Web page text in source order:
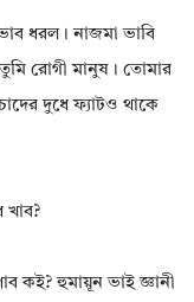
ধরল। নাজমা ভাবি
রোগী মানুষ। তোমার
দুধে ফ্যাটও থাকে
খাব?
কই? হুমায়ূন ভাই জ্ঞানী